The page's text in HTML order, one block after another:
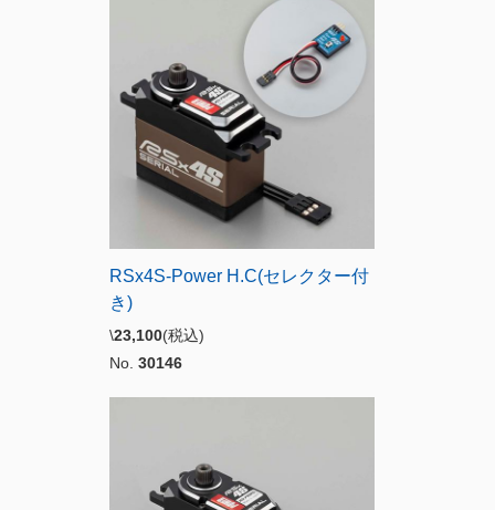
RSx4S-Power H.C(セレクター付
き)
\23,100(税込)
No. 30146